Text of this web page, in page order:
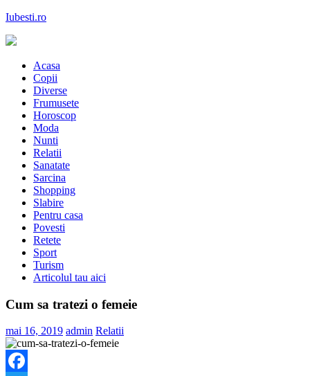
Skip
content
Iubesti.ro
astazi
Acasa
Copii
Diverse
Frumusete
Horoscop
Moda
Nunti
Relatii
Sanatate
Sarcina
Shopping
Slabire
Pentru casa
Povesti
Retete
Sport
Turism
Articolul tau aici
Cum sa tratezi o femeie
mai 16, 2019 admin Relatii